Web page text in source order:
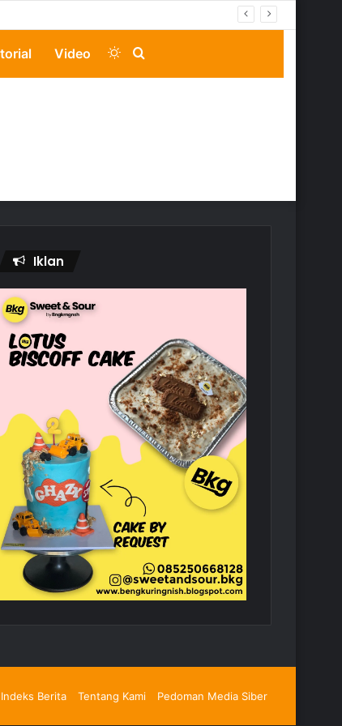
Video Search
Switch
Iklan
Indeks Berita Tentang Kami Pedoman Media Siber